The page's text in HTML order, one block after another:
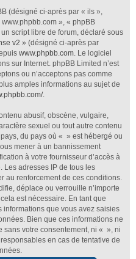
(désigné ci-après par « ils »,
», « phpBB
script libre de forum, déclaré sous
v2 » (désigné ci-après par
www.phpbb.com. Le logiciel
sur Internet. phpBB Limited n’est
ou n’acceptons pas comme
amples informations au sujet de
.
abusif, obscène, vulgaire,
sexuel ou tout autre contenu
du pays où « » est hébergé ou
mener à un bannissement
à votre fournisseur d’accès à
Les adresses IP de tous les
au renforcement de ces conditions.
déplace ou verrouille n’importe
est nécessaire. En tant que
informations que vous avez saisies
Bien que ces informations ne
sans votre consentement, ni « », ni
en cas de tentative de